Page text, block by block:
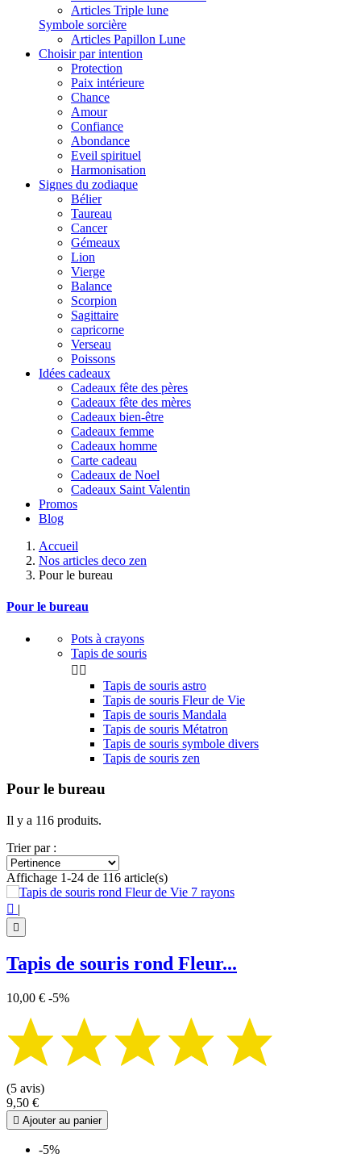
Articles Triple lune
Symbole sorcière
Articles Papillon Lune
Choisir par intention
Protection
Paix intérieure
Chance
Amour
Confiance
Abondance
Eveil spirituel
Harmonisation
Signes du zodiaque
Bélier
Taureau
Cancer
Gémeaux
Lion
Vierge
Balance
Scorpion
Sagittaire
capricorne
Verseau
Poissons
Idées cadeaux
Cadeaux fête des pères
Cadeaux fête des mères
Cadeaux bien-être
Cadeaux femme
Cadeaux homme
Carte cadeau
Cadeaux de Noel
Cadeaux Saint Valentin
Promos
Blog
Accueil
Nos articles deco zen
Pour le bureau
Pour le bureau
Pots à crayons
Tapis de souris
 
Tapis de souris astro
Tapis de souris Fleur de Vie
Tapis de souris Mandala
Tapis de souris Métatron
Tapis de souris symbole divers
Tapis de souris zen
Pour le bureau
Il y a 116 produits.
Trier par :
Affichage 1-24 de 116 article(s)
 |

Tapis de souris rond Fleur...
10,00 € -5%
(5 avis)
9,50 €
 Ajouter au panier
-5%